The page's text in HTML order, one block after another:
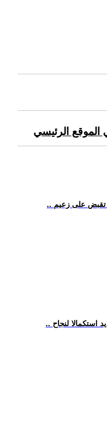
الموقع الرئيسي
تقبض على زعيم
استكمالا لنجاح